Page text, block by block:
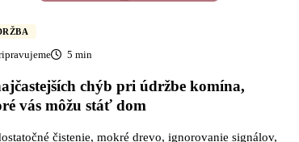
5 min
chýb pri údržbe komína,
vás môžu stáť dom
čistenie, mokré drevo, ignorovanie signálov,